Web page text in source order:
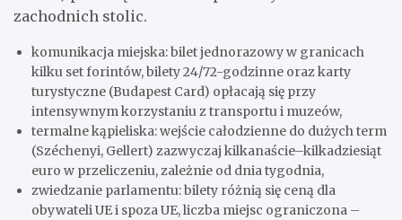
zachodnich stolic.
komunikacja miejska: bilet jednorazowy w granicach
kilku set forintów, bilety 24/72-godzinne oraz karty
turystyczne (Budapest Card) opłacają się przy
intensywnym korzystaniu z transportu i muzeów,
termalne kąpieliska: wejście całodzienne do dużych term
(Széchenyi, Gellert) zazwyczaj kilkanaście–kilkadziesiąt
euro w przeliczeniu, zależnie od dnia tygodnia,
zwiedzanie parlamentu: bilety różnią się ceną dla
obywateli UE i spoza UE, liczba miejsc ograniczona –